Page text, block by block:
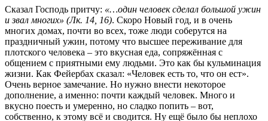
Сказал Господь притчу: «…один человек сделал большой ужин
и звал многих» (Лк. 14, 16). Скоро Новый год, и в очень
многих домах, почти во всех, тоже люди соберутся на
праздничный ужин, потому что высшее переживание для
плотского человека – это вкусная еда, сопряжённая с
общением c приятными ему людьми. Это как бы кульминация
жизни. Как Фейербах сказал: «Человек есть то, что он ест».
Очень верное замечание. Но нужно внести некоторое
дополнение, а именно: почти каждый человек. Много и
вкусно поесть и умеренно, но сладко попить – вот,
собственно, к этому всё и сводится. Ну ещё было бы неплохо